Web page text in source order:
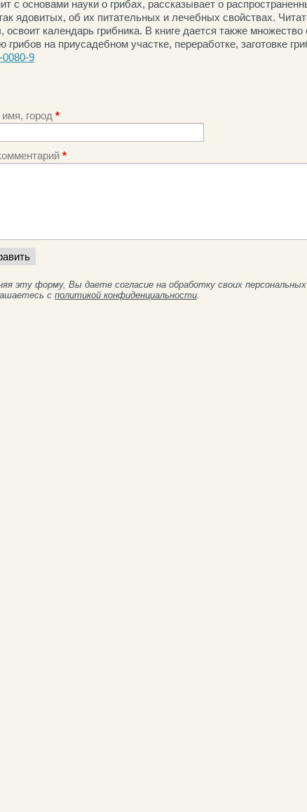
с основами науки о грибах, рассказывает о
ядовитых, об их питательных и лечебных свойствах.
освоит календарь грибника. В книге дается также множество
на приусадебном участке, переработке, заготовке
0080-9
город *
*
эту форму, Вы даете согласие на обработку своих
с политикой конфиденциальности